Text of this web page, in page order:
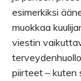
esimerkiksi
muokkaa
viestin
piirteet – kuten